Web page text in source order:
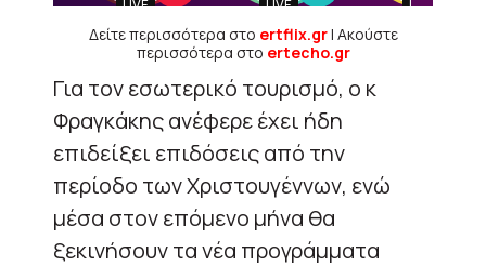
Δείτε περισσότερα στο ertflix.gr| Ακούστε
περισσότερα στο ertecho.gr
Για τον εσωτερικό τουρισμό, ο κ
Φραγκάκης ανέφερε έχει ήδη
επιδείξει επιδόσεις από την
περίοδο των Χριστουγέννων, ενώ
μέσα στον επόμενο μήνα θα
ξεκινήσουν τα νέα προγράμματα